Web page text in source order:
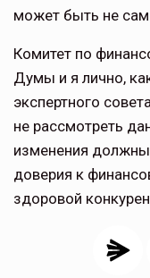
может быть не
Комитет по
Думы и я лично,
экспертного
не рассмотреть
изменения
дове­рия к
здоровой